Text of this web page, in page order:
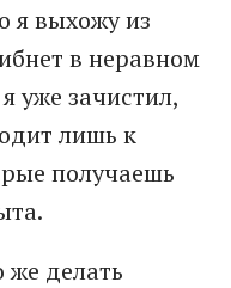
я выхожу из
в неравном
уже зачистил,
лишь к
получаешь
же делать